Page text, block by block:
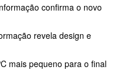
confirma o novo
revela design e
mais pequeno para o final